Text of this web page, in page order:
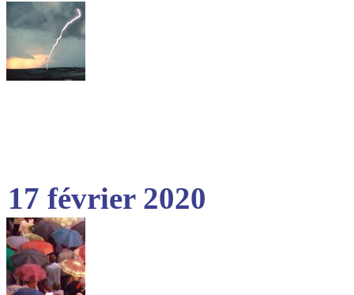
17 février 2020